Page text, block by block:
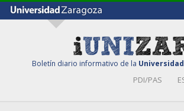
Boletín diario informativo de la
PDI/PAS